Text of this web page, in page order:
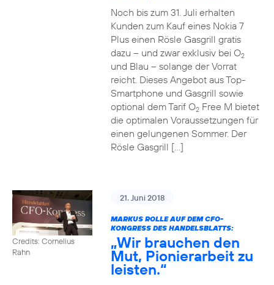
Noch bis zum 31. Juli erhalten
Kunden zum Kauf eines Nokia 7
Plus einen Rösle Gasgrill gratis
dazu – und zwar exklusiv bei O2
und Blau – solange der Vorrat
reicht. Dieses Angebot aus Top-
Smartphone und Gasgrill sowie
optional dem Tarif O2Free M bietet
die optimalen Voraussetzungen für
einen gelungenen Sommer. Der
Rösle Gasgrill […]
Credits: Cornelius
Rahn
21. Juni 2018
MARKUS ROLLE AUF DEM CFO-
KONGRESS DES HANDELSBLATTS:
„Wir brauchen den
Mut, Pionierarbeit zu
leisten.“